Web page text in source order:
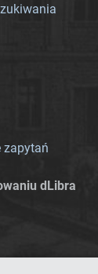
zapytań
dLibra